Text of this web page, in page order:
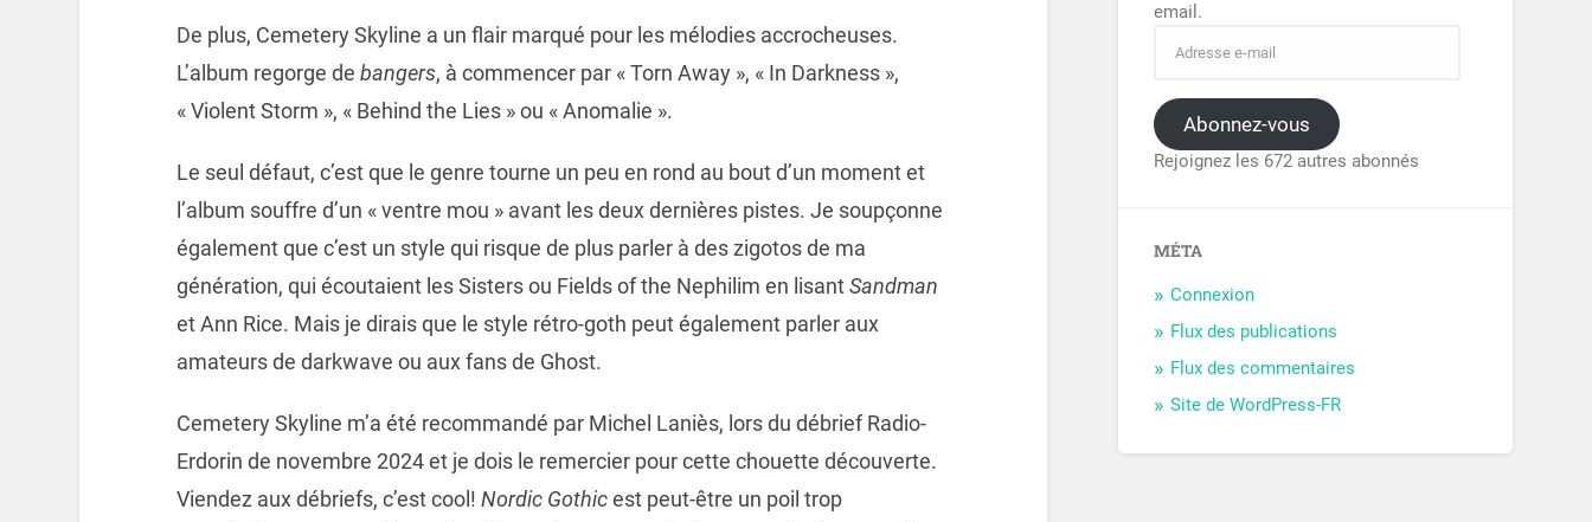
De plus, Cemetery Skyline a un flair marqué pour les mélodies accrocheuses.
L’album regorge de bangers, à commencer par « Torn Away », « In Darkness »,
« Violent Storm », « Behind the Lies » ou « Anomalie ».
Le seul défaut, c’est que le genre tourne un peu en rond au bout d’un moment et
l’album souffre d’un « ventre mou » avant les deux dernières pistes. Je soupçonne
également que c’est un style qui risque de plus parler à des zigotos de ma
génération, qui écoutaient les Sisters ou Fields of the Nephilim en lisantSandman
et Ann Rice. Mais je dirais que le style rétro-goth peut également parler aux
amateurs de darkwave ou aux fans de Ghost.
Cemetery Skyline m’a été recommandé par Michel Laniès, lors du débrief Radio-
Erdorin de novembre 2024 et je dois le remercier pour cette chouette découverte.
Viendez aux débriefs, c’est cool! Nordic Gothicest peut-être un poil trop
email.
Abonnez-vous
Rejoignez les 672 autres abonnés
MÉTA
Connexion
Flux des publications
Flux des commentaires
Site de WordPress-FR